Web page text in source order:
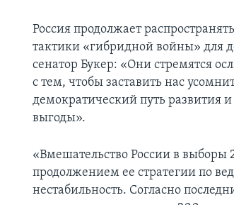
Россия продолжает
тактики «гибридной войны» для
сенатор Букер: «Они стремятся
с тем, чтобы заставить нас
демократический путь развития
выгоды».
«Вмешательство России в выборы
продолжением ее стратегии по
нестабильность. Согласно